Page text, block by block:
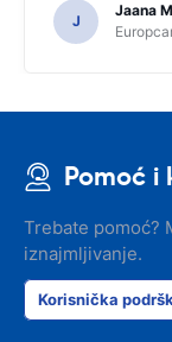
J
Jaana
Pomoć i
Trebate pomoć?
iznajmljivanje.
Korisnička